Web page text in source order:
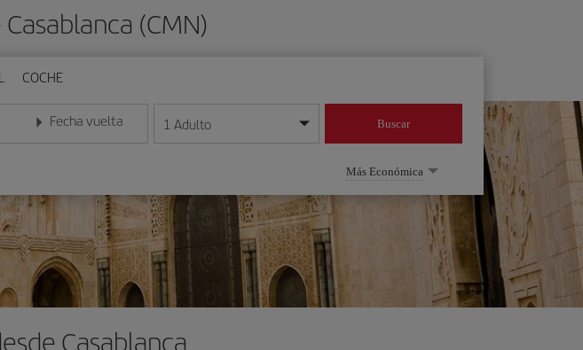
(CMN)
COCHE
en formato día/mes/año
Fecha vuelta
Introduce la fecha en formato día/mes/año
1 Adulto Buscar
Más Económica
Casablanca